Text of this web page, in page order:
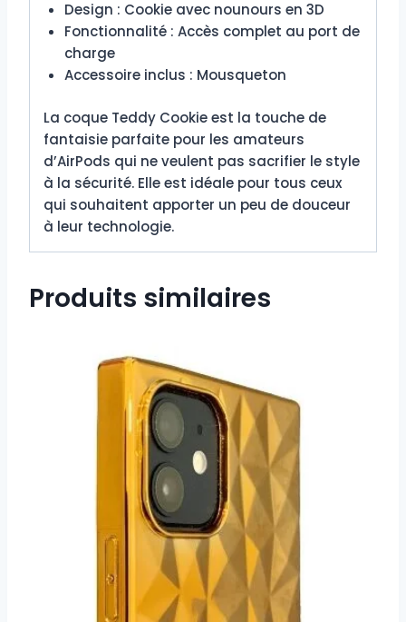
Design : Cookie avec nounours en 3D
Fonctionnalité : Accès complet au port de
charge
Accessoire inclus : Mousqueton
La coque Teddy Cookie est la touche de
fantaisie parfaite pour les amateurs
d’AirPods qui ne veulent pas sacrifier le style
à la sécurité. Elle est idéale pour tous ceux
qui souhaitent apporter un peu de douceur
à leur technologie.
Produits similaires